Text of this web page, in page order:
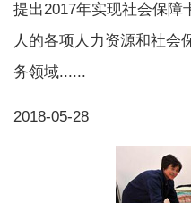
提出2017年实现社会保障
人的各项人力资源和社会
务领域......
2018-05-28